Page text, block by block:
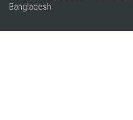
Bangladesh.